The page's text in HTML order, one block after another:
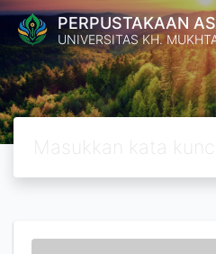
PERPUSTAKAAN
UNIVERSITAS KH.